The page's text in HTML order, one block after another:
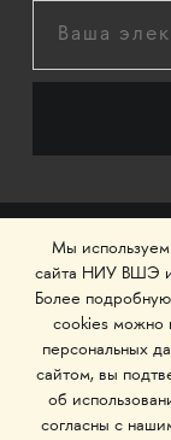
© 1993–2026
Мы
сайта НИУ ВШЭ и
Более
cookies можно
персональных
сайтом, вы
об
согласны с